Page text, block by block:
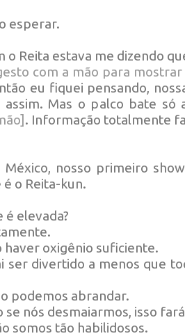
esperar.
o Reita estava me dizendo
com a mão para
eu fiquei pensando,
Mas o palco bate só
. Informação totalmente
México, nosso primeiro
é o Reita-kun.
é elevada?
haver oxigênio suficiente.
ser divertido a menos que
podemos abrandar.
se nós desmaiarmos, isso
somos tão habilidosos.